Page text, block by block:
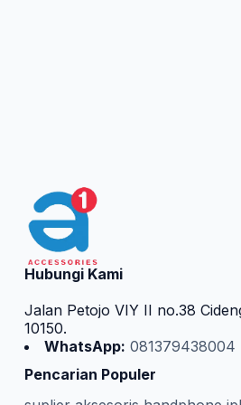
Hubungi Kami
Jalan Petojo VIY II no.38
10150.
WhatsApp: 081379438004
Pencarian Populer